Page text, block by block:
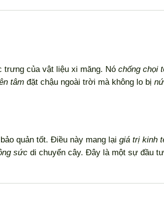
trưng của vật liệu xi măng. Nó chống chọi
tâm đặt chậu ngoài trời mà không lo bị
quản tốt. Điều này mang lại giá trị kinh
sức di chuyển cây. Đây là một sự đầu tư